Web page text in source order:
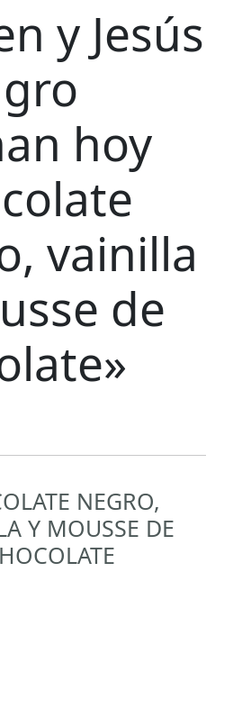
y Jesús
hoy
vainilla
de
NEGRO,
Y MOUSSE DE